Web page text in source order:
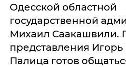
Одесской областной
государственной
Михаил Саакашвили.
представления
Палица готов